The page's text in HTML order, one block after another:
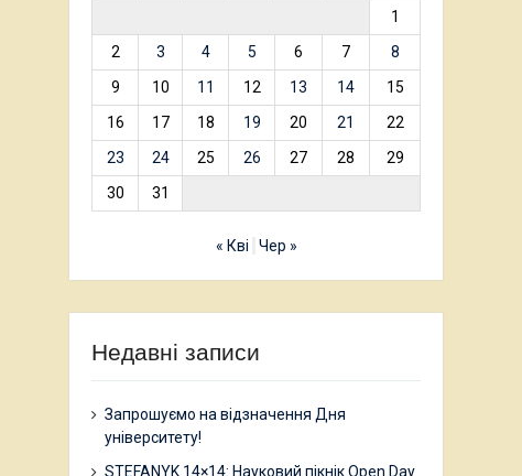
1
2
3 4 5 6 7
8
9
10 11 12 13 14
15
16
17 18 19 20 21
22
23
24 25 26 27 28
29
30
31
« Кві Чер »
Недавні записи
Запрошуємо на відзначення Дня
університету!
STEFANYK 14×14: Науковий пікнік Open Day